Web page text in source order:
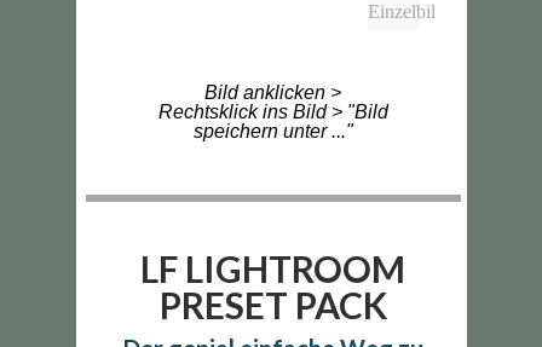
Einzelbilder
Bild anklicken >
Rechtsklick ins Bild > "Bild
speichern unter ..."
LF LIGHTROOM
PRESET PACK